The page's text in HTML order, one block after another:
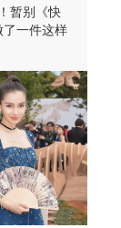
暂别《快
了一件这样